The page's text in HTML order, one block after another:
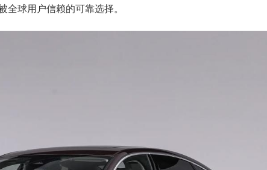
全球用户信赖的可靠选择。